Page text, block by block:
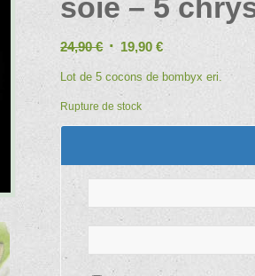
soie – 5
24,90€ Le
était :
24,90 €.
19,90€Le
actuel
19,90 €.
Lot de 5 cocons de bombyx eri.
Rupture de stock